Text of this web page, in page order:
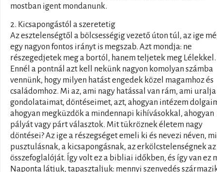
mostban igent mondanunk.
2. Kicsapongástól a szeretetig
Az esztelenségtől a bölcsességig vezető úton túl, az ige
egy nagyon fontos irányt is megszab. Azt mondja: ne
részegedjetek meg a bortól, hanem teljetek meg Lélekkel.
Ennél a pontnál azt kell nekünk nagyon komolyan számba
vennünk, hogy milyen hatást engedek közel magamhoz és
családomhoz. Mi az, ami nagy hatással van rám, ami uralja
gondolataimat, döntéseimet, azt, ahogyan intézem
ahogyan megküzdök a mindennapi kihívásokkal, ahogyan
pályát vagy párt választok. Mit tükröznek életem nagy
döntései? Az ige a részegséget emeli ki és nevezi néven,
pusztulásnak, a kicsapongásnak, az erkölcstelenségnek az
összefoglalóját. Így volt ez a bibliai időkben, és így van ez
Naponta látjuk, tapasztaljuk: mennyi szenvedés